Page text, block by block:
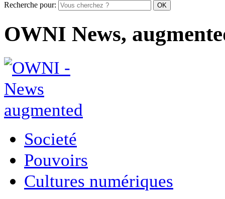
Recherche pour:
OWNI News,
Societé
Pouvoirs
Cultures numériques